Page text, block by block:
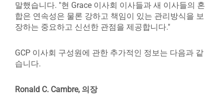
말했습니다. "현 Grace 이사회 이사들과 새 이사들의 혼
합은 연속성은 물론 강하고 책임이 있는 관리방식을 보
장하는 중요하고 신선한 관점을 제공합니다."
GCP 이사회 구성원에 관한 추가적인 정보는 다음과 같
습니다.
Ronald C. Cambre, 의장